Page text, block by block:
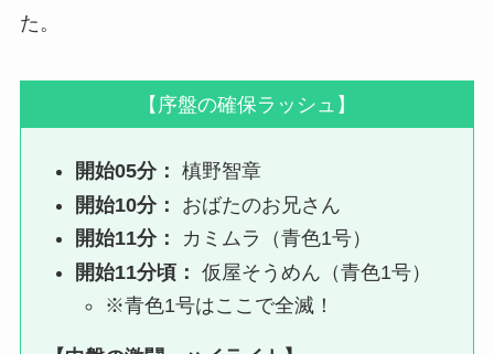
た。
【序盤の確保ラッシュ】
開始05分： 槙野智章
開始10分：
おばたのお兄さん
開始11分：
カミムラ（青色1号）
開始11分頃： 仮屋そうめん（青色1号）
※青色1号はここで全滅！